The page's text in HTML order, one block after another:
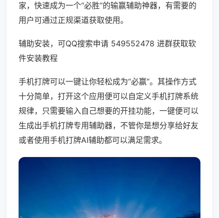
家，快速成为一个“必胜”的输赢辅助神器，有需要的
用户可通过正规渠道获取使用。
辅助安装，可QQ搜索申请 549552478 进群获取软
件安装教程
手机打牌可以一键让你轻松成为“必赢”。其操作方式
十分简单，打开这个应用便可以自定义手机打牌系统
规律，只需要输入自己想要的开挂功能，一键便可以
生成出手机打牌专用辅助器，不管你是想分享给好友
或者使用手机打牌AI辅助都可以满足需求。